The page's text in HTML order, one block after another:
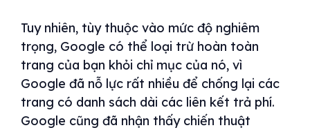
Tuy nhiên, tùy thuộc vào mức độ nghiêm
trọng, Google có thể loại trừ hoàn toàn
trang của bạn khỏi chỉ mục của nó, vì
Google đã nỗ lực rất nhiều để chống lại các
trang có danh sách dài các liên kết trả phí.
Google cũng đã nhận thấy chiến thuật